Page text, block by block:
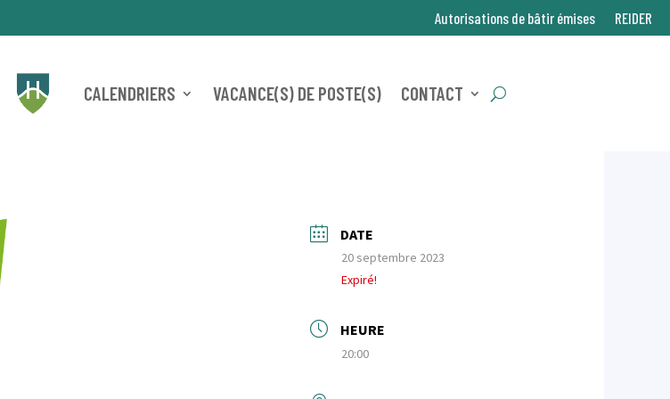
Autorisations de bâtir émises REIDER
CALENDRIERS VACANCE(S) DE POSTE(S) CONTACT
DATE
20 septembre 2023
Expiré!
HEURE
20:00